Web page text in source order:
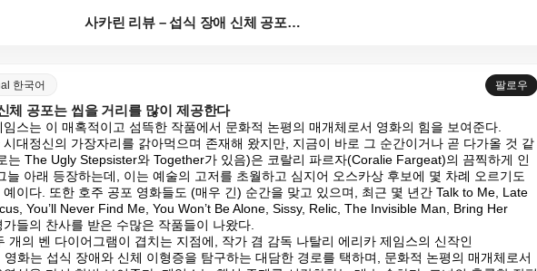
사카린 리뷰 – 섭식 장애 신체 공포는 씹을 거리를 많...
한국어 팔로우
체 공포는 씹을 거리를 많이 제공한다
스는 이 매혹적이고 섬뜩한 작품에서 문화적 논평의 매개체로서 영화의 힘을 보여준다.
대정신의 가장자리를 갉아먹으며 존재해 왔지만, 지금이 바로 그 순간이거나 곧 다가올 것 같
는 The Ugly Stepsister와 Together가 있음)은 코랄리 파르자(Coralie Fargeat)의 끔찍하게 인
아래 등장하는데, 이는 예술의 고저를 초월하고 심지어 오스카상 후보에 몇 차례 오르기도
이다. 또한 호주 공포 영화들도 (매우 긴) 순간을 맞고 있으며, 최근 몇 년간 Talk to Me, Late
You’ll Never Find Me, You Won’t Be Alone, Sissy, Relic, The Invisible Man, Bring Her
들의 찬사를 받은 수많은 작품들이 나왔다.
개의 벤 다이어그램이 겹치는 지점에, 작가 겸 감독 나탈리 에리카 제임스의 신작인
화는 섭식 장애와 신체 이형증을 탐구하는 대담한 경로를 택하며, 문화적 논평의 매개체로서